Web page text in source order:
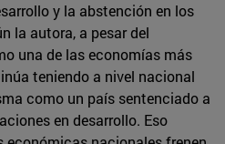
y la abstención en los
la autora, a pesar del
una de las economías más
teniendo a nivel nacional
como un país sentenciado a
en desarrollo. Eso